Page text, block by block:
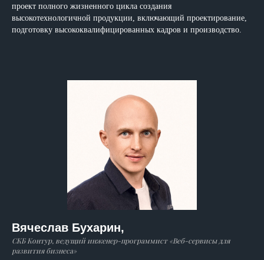
проект полного жизненного цикла создания
высокотехнологичной продукции, включающий проектирование,
подготовку высококвалифицированных кадров и производство.
Вячеслав Бухарин,
СКБ Контур, ведущий инженер-программист «Веб-сервисы для
развития бизнеса»